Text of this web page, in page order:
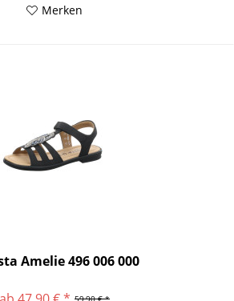
Merken
Amelie 496 006 000
59,90 € *